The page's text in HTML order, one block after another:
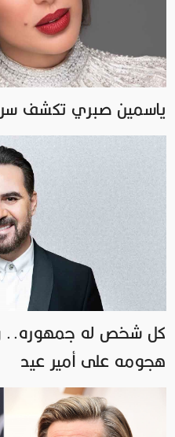
ياسمين صبري تكشف سر
كل شخص له جمهوره..
هجومه على أمير عيد